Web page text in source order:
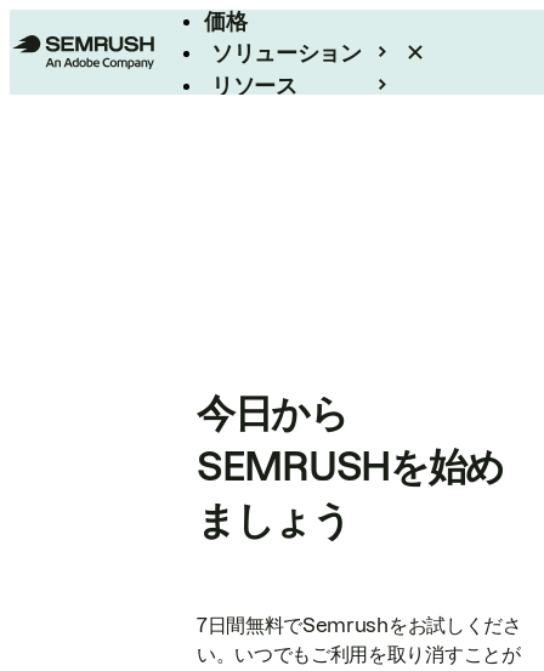
価格
ソリューション
リソース
今日から
SEMRUSHを始め
ましょう
7日間無料でSemrushをお試しくださ
い。いつでもご利用を取り消すことが